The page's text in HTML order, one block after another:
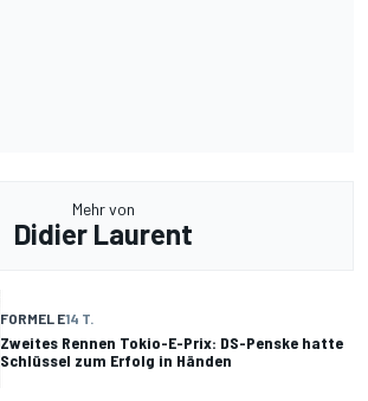
Mehr von
Didier Laurent
FORMEL E14 T.
Zweites Rennen Tokio-E-Prix: DS-Penske hatte
Schlüssel zum Erfolg in Händen